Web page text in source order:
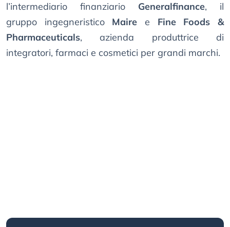
l’intermediario finanziario Generalfinance, il
gruppo ingegneristico Maire e Fine Foods &
Pharmaceuticals, azienda produttrice di
integratori, farmaci e cosmetici per grandi marchi.